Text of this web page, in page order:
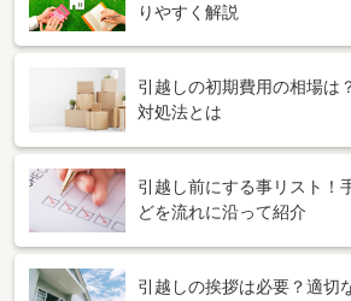
りやすく解説
引越しの初期費用の相場は
対処法とは
引越し前にする事リスト！
どを流れに沿って紹介
引越しの挨拶は必要？適切